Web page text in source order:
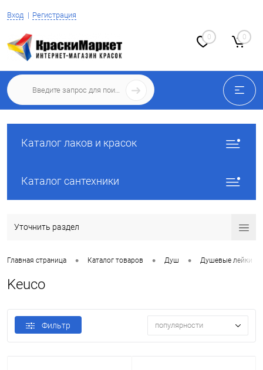
Вход Регистрация
0 0
Каталог лаков и красок
Каталог сантехники
Уточнить раздел
Главная страница • Каталог товаров • Душ • Душевые лейки
Keuco
Фильтр популярности